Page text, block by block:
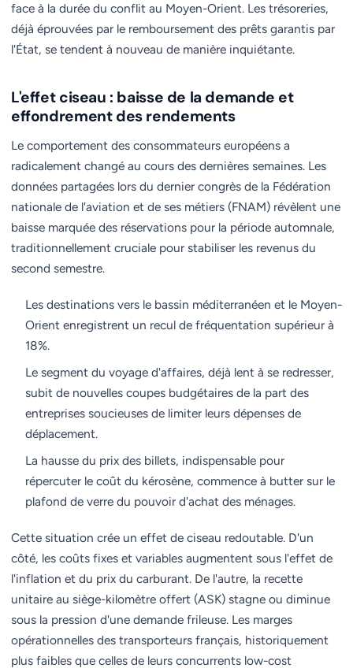
face à la durée du conflit au Moyen-Orient. Les trésoreries,
déjà éprouvées par le remboursement des prêts garantis par
l'État, se tendent à nouveau de manière inquiétante.
L'effet ciseau : baisse de la demande et
effondrement des rendements
Le comportement des consommateurs européens a
radicalement changé au cours des dernières semaines. Les
données partagées lors du dernier congrès de la Fédération
nationale de l'aviation et de ses métiers (FNAM) révèlent une
baisse marquée des réservations pour la période automnale,
traditionnellement cruciale pour stabiliser les revenus du
second semestre.
Les destinations vers le bassin méditerranéen et le Moyen-
Orient enregistrent un recul de fréquentation supérieur à
18%.
Le segment du voyage d'affaires, déjà lent à se redresser,
subit de nouvelles coupes budgétaires de la part des
entreprises soucieuses de limiter leurs dépenses de
déplacement.
La hausse du prix des billets, indispensable pour
répercuter le coût du kérosène, commence à butter sur le
plafond de verre du pouvoir d'achat des ménages.
Cette situation crée un effet de ciseau redoutable. D'un
côté, les coûts fixes et variables augmentent sous l'effet de
l'inflation et du prix du carburant. De l'autre, la recette
unitaire au siège-kilomètre offert (ASK) stagne ou diminue
sous la pression d'une demande frileuse. Les marges
opérationnelles des transporteurs français, historiquement
plus faibles que celles de leurs concurrents low-cost